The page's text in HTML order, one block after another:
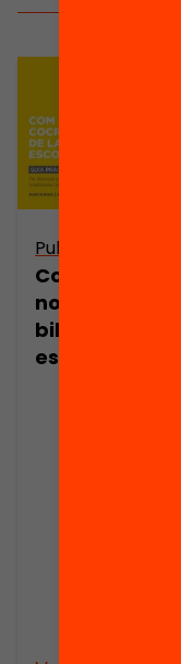
Publicació
Com cocrear
nous usos de la
biblioteca
escolar?